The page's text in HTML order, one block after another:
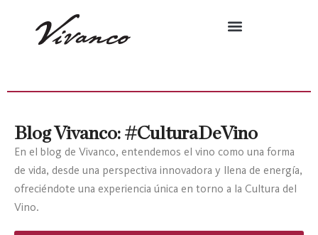
Blog Vivanco: #CulturaDeVino
En el blog de Vivanco, entendemos el vino como una forma
de vida, desde una perspectiva innovadora y llena de energía,
ofreciéndote una experiencia única en torno a la Cultura del
Vino.